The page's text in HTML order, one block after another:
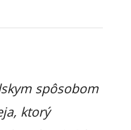
spôsobom
ktorý